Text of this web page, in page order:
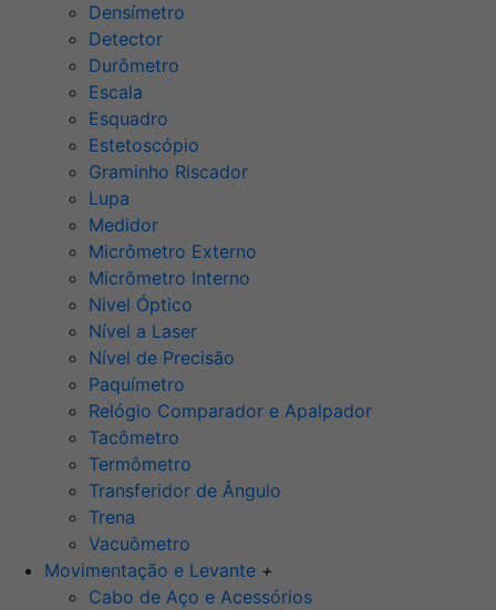
Densímetro
Detector
Durômetro
Escala
Esquadro
Estetoscópio
Graminho Riscador
Lupa
Medidor
Micrômetro Externo
Micrômetro Interno
Nivel Óptico
Nível a Laser
Nível de Precisão
Paquímetro
Relógio Comparador e Apalpador
Tacômetro
Termômetro
Transferidor de Ângulo
Trena
Vacuômetro
Movimentação e Levante +
Cabo de Aço e Acessórios